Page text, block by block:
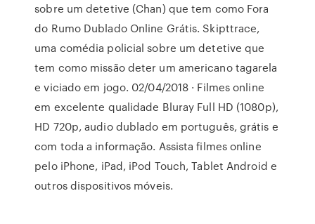
sobre um detetive (Chan) que tem como Fora
do Rumo Dublado Online Grátis. Skipttrace,
uma comédia policial sobre um detetive que
tem como missão deter um americano tagarela
e viciado em jogo. 02/04/2018 · Filmes online
em excelente qualidade Bluray Full HD (1080p),
HD 720p, audio dublado em português, grátis e
com toda a informação. Assista filmes online
pelo iPhone, iPad, iPod Touch, Tablet Android e
outros dispositivos móveis.